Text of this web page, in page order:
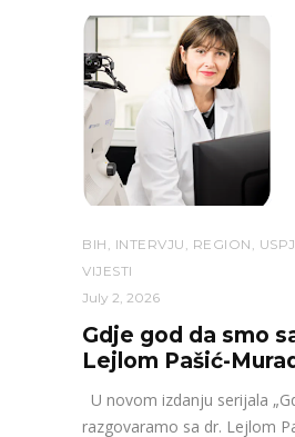
BIH , INTERVJU , REGION ,
VIJESTI
July 2, 2026
Gdje god da smo
Lejlom Pašić-
U novom izdanju serijala
razgovaramo sa dr. Lejlom